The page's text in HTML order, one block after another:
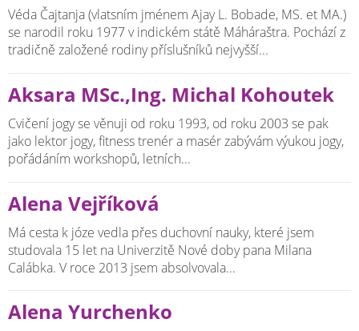
Véda Čajtanja (vlatsním jménem Ajay L. Bobade, MS. et MA.)
se narodil roku 1977 v indickém státě Máháraštra. Pochází z
tradičně založené rodiny příslušníků nejvyšší...
Aksara MSc.,Ing. Michal Kohoutek
Cvičení jogy se věnuji od roku 1993, od roku 2003 se pak
jako lektor jogy, fitness trenér a masér zabývám výukou jogy,
pořádáním workshopů, letních...
Alena Vejříková
Má cesta k józe vedla přes duchovní nauky, které jsem
studovala 15 let na Univerzitě Nové doby pana Milana
Calábka. V roce 2013 jsem absolvovala...
Alena Yurchenko